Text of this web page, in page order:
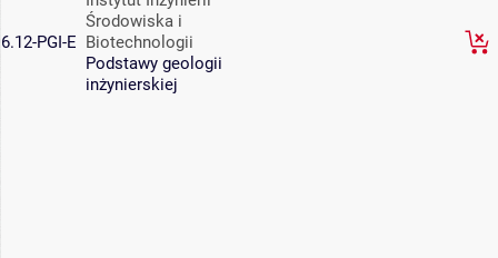
6.12-PGI-E
Środowiska i
Biotechnologii
Podstawy geologii
inżynierskiej